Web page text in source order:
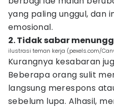
yang paling unggul, dan
emosional.
2. Tidak sabar
ilustrasi teman kerja (pexels.com/
Kurangnya kesabaran
Beberapa orang sulit
langsung merespons
sebelum lupa. Alhasil,